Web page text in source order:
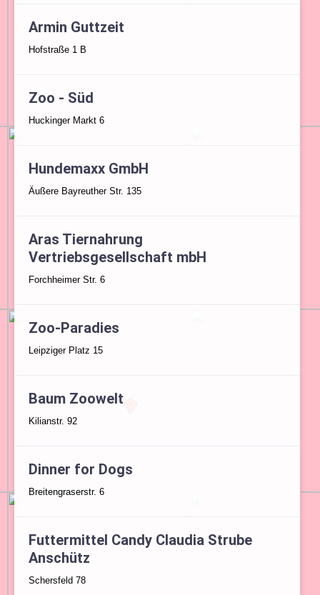
Armin Guttzeit
Hofstraße 1 B
Zoo - Süd
Huckinger Markt 6
Hundemaxx GmbH
Äußere Bayreuther Str. 135
Aras Tiernahrung
Vertriebsgesellschaft mbH
Forchheimer Str. 6
Zoo-Paradies
Leipziger Platz 15
Baum Zoowelt
Kilianstr. 92
Dinner for Dogs
Breitengraserstr. 6
Futtermittel Candy Claudia Strube
Anschütz
Schersfeld 78